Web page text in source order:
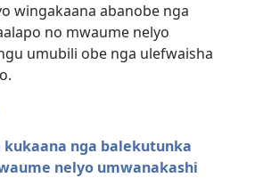
wingakaana abanobe nga
no mwaume nelyo
umubili obe nga ulefwaisha
nga balekutunka
nelyo umwanakashi